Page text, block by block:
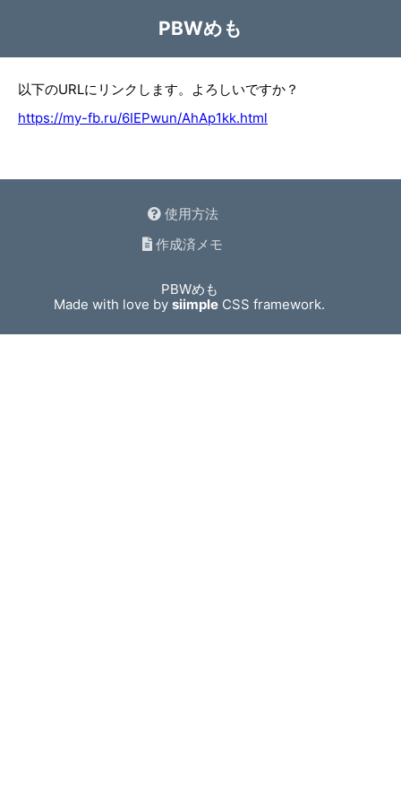
PBWめも
以下のURLにリンクします。よろしいですか？
https://my-fb.ru/6IEPwun/AhAp1kk.html
使用方法
作成済メモ
PBWめも
Made with love bysiimple CSS framework.